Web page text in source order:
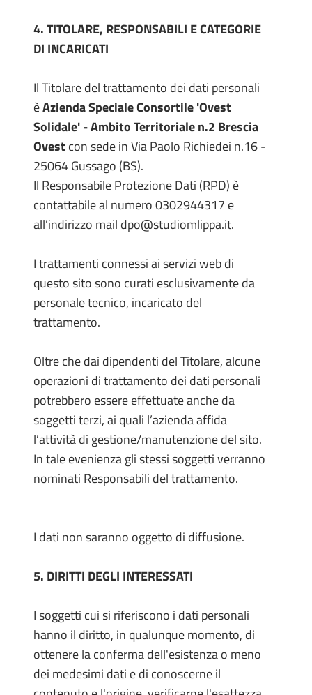
4. TITOLARE, RESPONSABILI E CATEGORIE
DI INCARICATI
Il Titolare del trattamento dei dati personali
èAzienda Speciale Consortile 'Ovest
Solidale'- Ambito Territoriale n.2 Brescia
Ovest con sede in Via Paolo Richiedei n.16 -
25064 Gussago (BS).
Il Responsabile Protezione Dati (RPD) è
contattabile al numero 0302944317 e
all'indirizzo mail dpo@studiomlippa.it.
I trattamenti connessi ai servizi web di
questo sito sono curati esclusivamente da
personale tecnico, incaricato del
trattamento.
Oltre che dai dipendenti del Titolare, alcune
operazioni di trattamento dei dati personali
potrebbero essere effettuate anche da
soggetti terzi, ai quali l’azienda affida
l’attività di gestione/manutenzione del sito.
In tale evenienza gli stessi soggetti verranno
nominati Responsabili del trattamento.
I dati non saranno oggetto di diffusione.
5. DIRITTI DEGLI INTERESSATI
I soggetti cui si riferiscono i dati personali
hanno il diritto, in qualunque momento, di
ottenere la conferma dell'esistenza o meno
dei medesimi dati e di conoscerne il